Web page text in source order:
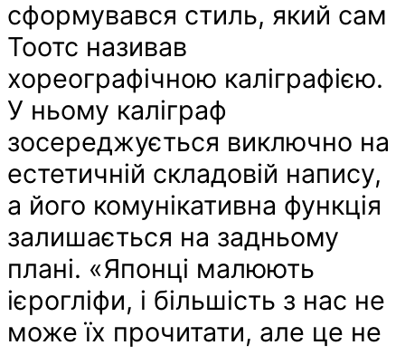
сформувався стиль, який сам
Тоотс називав
хореографічною каліграфією.
У ньому каліграф
зосереджується виключно на
естетичній складовій напису,
а його комунікативна функція
залишається на задньому
плані. «Японці малюють
ієрогліфи, і більшість з нас не
може їх прочитати, але це не